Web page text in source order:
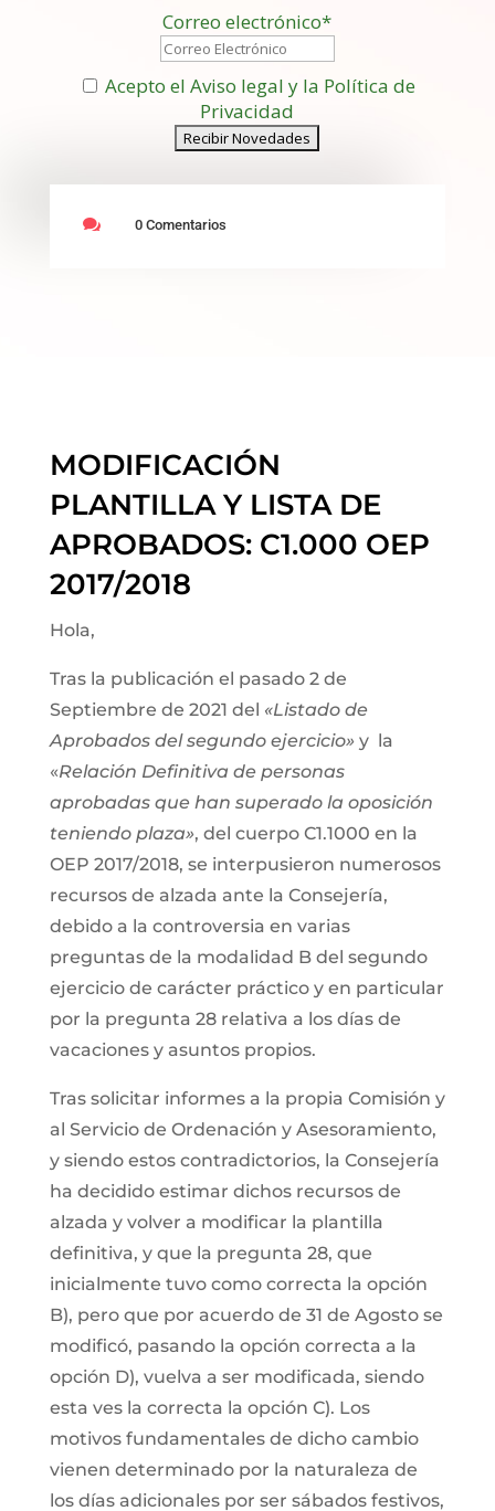
Correo electrónico*
Acepto el Aviso legal y la Política de
Privacidad
 0 Comentarios
MODIFICACIÓN
PLANTILLA Y LISTA DE
APROBADOS: C1.000 OEP
2017/2018
Hola,
Tras la publicación el pasado 2 de
Septiembre de 2021 del «Listado de
Aprobados del segundo ejercicio»y la
«Relación Definitiva de personas
aprobadas que han superado la oposición
teniendo plaza», del cuerpo C1.1000 en la
OEP 2017/2018, se interpusieron numerosos
recursos de alzada ante la Consejería,
debido a la controversia en varias
preguntas de la modalidad B del segundo
ejercicio de carácter práctico y en particular
por la pregunta 28 relativa a los días de
vacaciones y asuntos propios.
Tras solicitar informes a la propia Comisión y
al Servicio de Ordenación y Asesoramiento,
y siendo estos contradictorios, la Consejería
ha decidido estimar dichos recursos de
alzada y volver a modificar la plantilla
definitiva, y que la pregunta 28, que
inicialmente tuvo como correcta la opción
B), pero que por acuerdo de 31 de Agosto se
modificó, pasando la opción correcta a la
opción D), vuelva a ser modificada, siendo
esta ves la correcta la opción C). Los
motivos fundamentales de dicho cambio
vienen determinado por la naturaleza de
los días adicionales por ser sábados festivos,